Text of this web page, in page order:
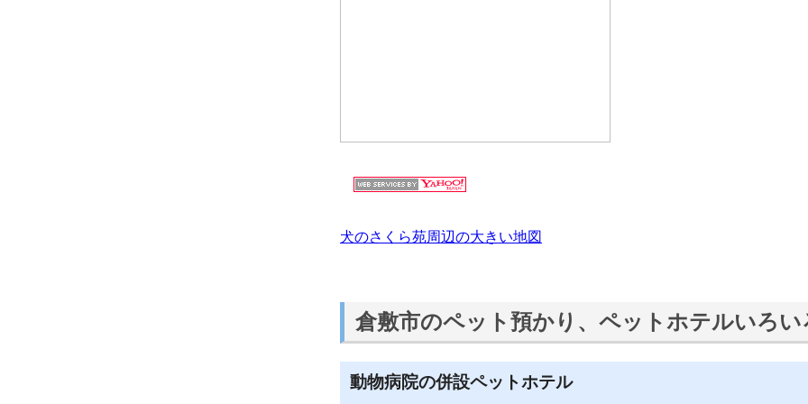
犬のさくら苑周辺の大きい地図
倉敷市のペット預かり、ペットホテルいろい
動物病院の併設ペットホテル